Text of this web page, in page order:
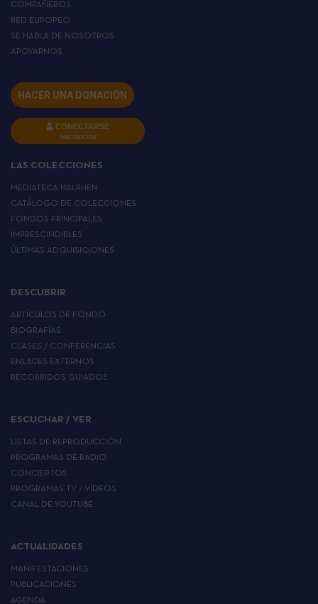
COMPAÑEROS
RED EUROPEO
SE HABLA DE NOSOTROS
APOYARNOS
HACER UNA DONACIÓN
CONECTARSE
INSCRIPCIÓN
LAS COLECCIONES
MEDIATECA HALPHEN
CATÁLOGO DE COLECCIONES
FONDOS PRINCIPALES
IMPRESCINDIBLES
ÚLTIMAS ADQUISICIONES
DESCUBRIR
ARTÍCULOS DE FONDO
BIOGRAFÍAS
CLASES / CONFERENCIAS
ENLACES EXTERNOS
RECORRIDOS GUIADOS
ESCUCHAR / VER
LISTAS DE REPRODUCCIÓN
PROGRAMAS DE RADIO
CONCIERTOS
PROGRAMAS TV / VÍDEOS
CANAL DE YOUTUBE
ACTUALIDADES
MANIFESTACIONES
PUBLICACIONES
AGENDA